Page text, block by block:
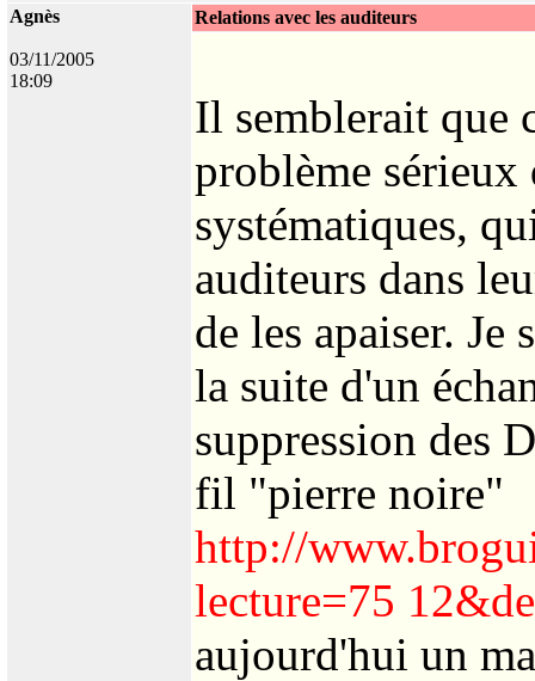
Agnès
03/11/2005
18:09
Relations avec les auditeurs
Il semblerait que
problème
systématiques,
auditeurs dans
de les apaiser.
la suite d'un
suppression des
fil "pierre noire"
http://
lecture=75
aujourd'hui un